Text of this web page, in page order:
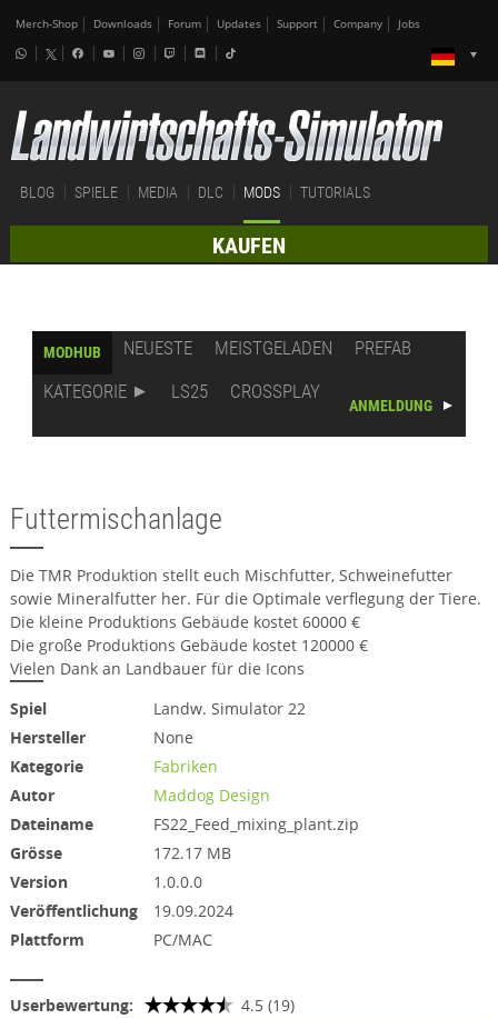
Merch-Shop Downloads Forum Updates Support Company Jobs
BLOG SPIELE MEDIA DLC MODS TUTORIALS
KAUFEN
MODHUB NEUESTE MEISTGELADEN
PREFAB
KATEGORIE
LS25 CROSSPLAY
ANMELDUNG
Futtermischanlage
Die TMR Produktion stellt euch Mischfutter, Schweinefutter
sowie Mineralfutter her. Für die Optimale verflegung der Tiere.
Die kleine Produktions Gebäude kostet 60000 €
Die große Produktions Gebäude kostet 120000 €
Vielen Dank an Landbauer für die Icons
Spiel
Landw. Simulator 22
Hersteller
None
Kategorie
Fabriken
Autor
Maddog Design
Dateiname
FS22_Feed_mixing_plant.zip
Grösse
172.17 MB
Version
1.0.0.0
Veröffentlichung
19.09.2024
Plattform
PC/MAC
Userbewertung: 4.5 (19)